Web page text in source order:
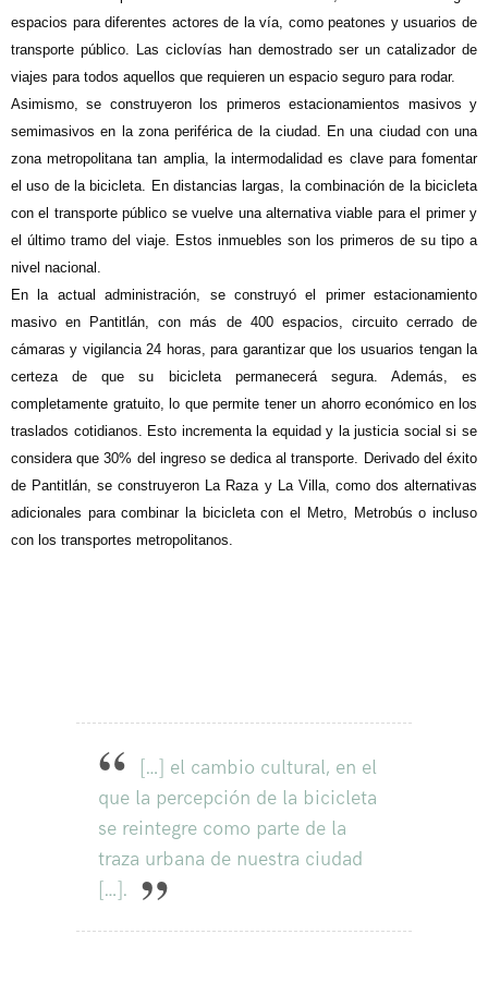
espacios para diferentes actores de la vía, como peatones y usuarios de
transporte público. Las ciclovías han demostrado ser un catalizador de
viajes para todos aquellos que requieren un espacio seguro para rodar.
Asimismo, se construyeron los primeros estacionamientos masivos y
semimasivos en la zona periférica de la ciudad. En una ciudad con una
zona metropolitana tan amplia, la intermodalidad es clave para fomentar
el uso de la bicicleta. En distancias largas, la combinación de la bicicleta
con el transporte público se vuelve una alternativa viable para el primer y
el último tramo del viaje. Estos inmuebles son los primeros de su tipo a
nivel nacional.
En la actual administración, se construyó el primer estacionamiento
masivo en Pantitlán, con más de 400 espacios, circuito cerrado de
cámaras y vigilancia 24 horas, para garantizar que los usuarios tengan la
certeza de que su bicicleta permanecerá segura. Además, es
completamente gratuito, lo que permite tener un ahorro económico en los
traslados cotidianos. Esto incrementa la equidad y la justicia social si se
considera que 30% del ingreso se dedica al transporte. Derivado del éxito
de Pantitlán, se construyeron La Raza y La Villa, como dos alternativas
adicionales para combinar la bicicleta con el Metro, Metrobús o incluso
con los transportes metropolitanos.
[…] el cambio cultural, en el
que la percepción de la bicicleta
se reintegre como parte de la
traza urbana de nuestra ciudad
[…].